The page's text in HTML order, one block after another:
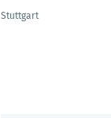
Stuttgart